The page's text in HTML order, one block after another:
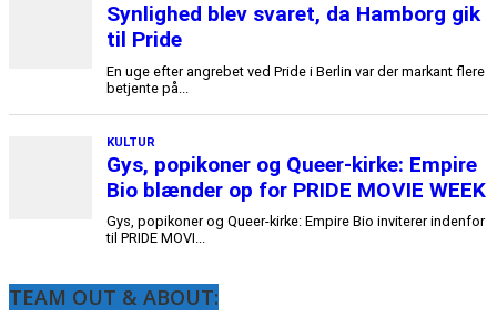
TEAM OUT & ABOUT: